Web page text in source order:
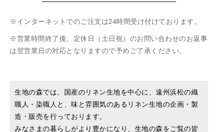
インターネットでのご注文は24時間受け付けております。
営業時間終了後、定休日（土日祝）のお問い合わせのお返事
は翌営業日の対応となりますので予めご了承ください。
生地の森では、国産のリネン生地を中心に、遠州浜松の織
職人・染職人と、味と雰囲気のあるリネン生地の企画・製
造・販売を行っております。
みなさまの暮らしがより豊かになり、生地の森をご覧の皆